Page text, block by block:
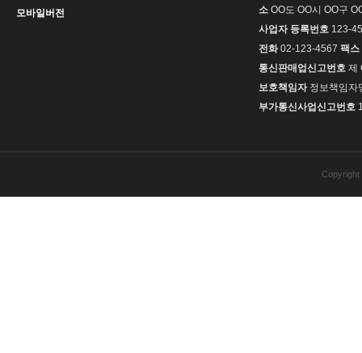
모바일버전
소 OO도 OO시 OO구
사업자 등록번호 123-
전화02-123-4567 팩스
통신판매업신고번호 제
보호책임자정보책임자
부가통신사업신고번호